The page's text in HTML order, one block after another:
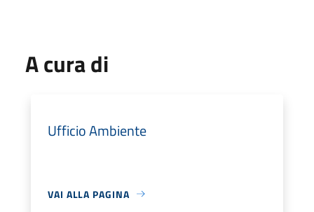
A cura di
Ufficio Ambiente
VAI ALLA PAGINA